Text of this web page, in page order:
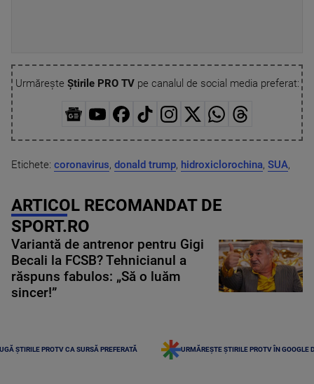
Urmărește Știrile PRO TVpe canalul de social media preferat:
Etichete: coronavirus, donald trump, hidroxiclorochina, SUA,
ARTICOL RECOMANDAT DE
SPORT.RO
Variantă de antrenor pentru Gigi
Becali la FCSB? Tehnicianul a
răspuns fabulos: „Să o luăm
sincer!”
ȘTIRILE PROTV CA SURSĂ PREFERATĂ URMĂREȘTE ȘTIRILE PROTV ÎN GOOGLE